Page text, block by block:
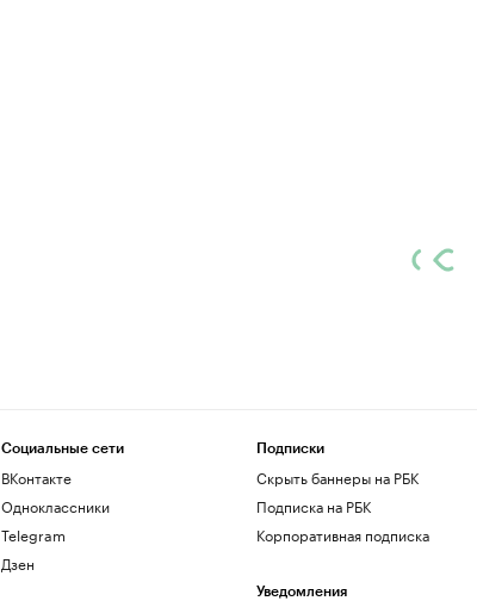
Социальные сети
ВКонтакте
Одноклассники
Telegram
Дзен
Подписки
Скрыть баннеры на РБК
Подписка на РБК
Корпоративная подписка
Уведомления